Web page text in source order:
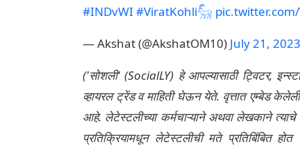
#INDvWI #ViratKohli𓃵
— Akshat (@AkshatOM10) July 21, 2023
('सोशली' (SocialLY) हे आपल्यासाठी ट्विटर,
व्हायरल ट्रेंड व माहिती घेऊन येते. वृत्तात एम्बेड
आहे. लेटेस्टलीच्या कर्मचाऱ्याने अथवा लेखकाने त्याचे
प्रतिक्रियामधून लेटेस्टलीची मते प्रतिबिंबित